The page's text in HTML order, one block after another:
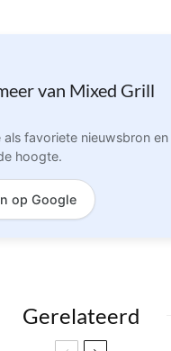
van Mixed Grill
favoriete nieuwsbron
hoogte.
op Google
Gerelateerd